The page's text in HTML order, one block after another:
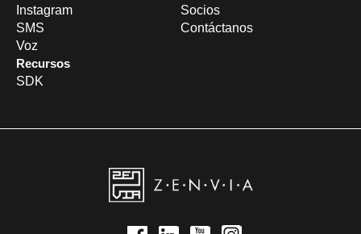
Instagram
SMS
Voz
Recursos
SDK
Socios
Contáctanos